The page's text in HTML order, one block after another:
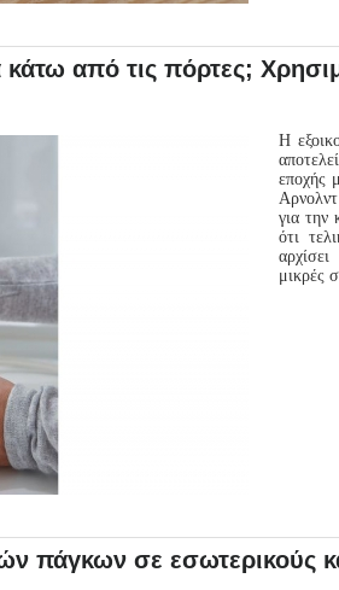
από τις πόρτες;
Η
εποχής
για την
ότι
μικρές
πάγκων σε εσωτερικούς